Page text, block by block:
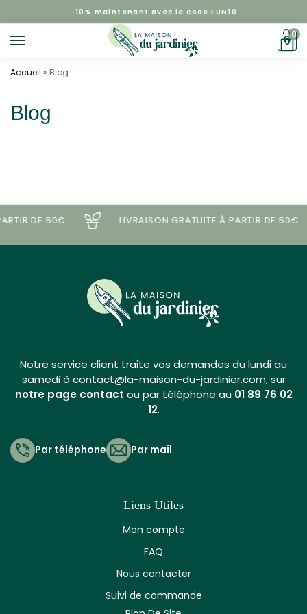
–10% maintenant avec le code FUN10
0
0
Accueil » Blog
Blog
DE 50€ LIVRAISON GRATUITE À PARTIR DE 50€
Notre service client traite vos demandes du lundi au
samedi à contact@la-maison-du-jardinier.com, sur
notre page contact ou par téléphone au 01 89 76 02
12.
Par téléphone Par mail
Liens Utiles
Mon compte
FAQ
Nous contacter
Suivi de commande